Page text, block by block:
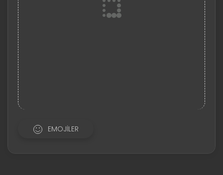
EMOJILER